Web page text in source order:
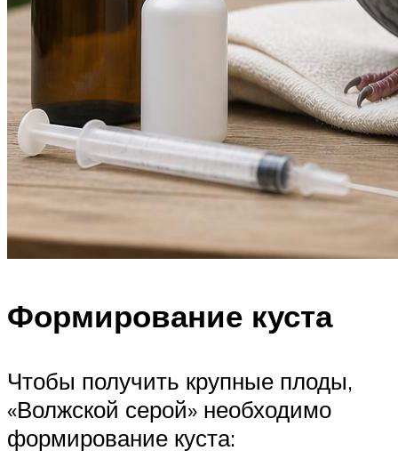
Формирование куста
Чтобы получить крупные плоды,
«Волжской серой» необходимо
формирование куста: